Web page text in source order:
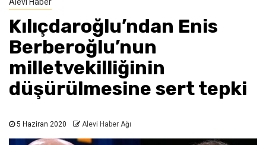
Kılıçdaroğlu’ndan Enis
Berberoğlu’nun
milletvekilliğinin
düşürülmesine sert tepki
5 Haziran 2020 Alevi Haber Ağı